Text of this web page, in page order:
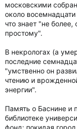
московскими
около
что знает "не
простому".
В некрологах (а
последние
"умственно он
чтению и
энергии".
Память о Баснине и
библиотеке
фонд: покидая